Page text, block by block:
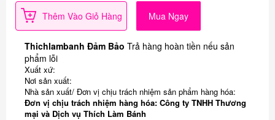
Thêm Vào Giỏ Hàng Mua Ngay
Thichlambanh Đảm Bảo Trả hàng hoàn tiền nếu sản
phẩm lỗi
Xuất xứ:
Nơi sản xuất:
Nhà sản xuất/ Đơn vị chịu trách nhiệm sản phẩm hàng hóa:
Đơn vị chịu trách nhiệm hàng hóa: Công ty TNHH Thương
mại và Dịch vụ Thích Làm Bánh